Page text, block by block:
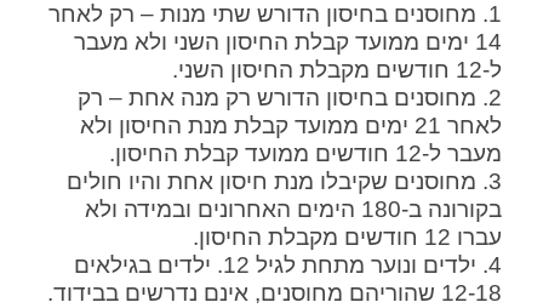
1. מחוסנים בחיסון הדורש שתי מנות – רק לאחר
14 ימים ממועד קבלת החיסון השני ולא מעבר
ל-12 חודשים מקבלת החיסון השני.
2. מחוסנים בחיסון הדורש רק מנה אחת – רק
לאחר 21 ימים ממועד קבלת מנת החיסון ולא
מעבר ל-12 חודשים ממועד קבלת החיסון.
3. מחוסנים שקיבלו מנת חיסון אחת והיו חולים
בקורונה ב-180 הימים האחרונים ובמידה ולא
עברו 12 חודשים מקבלת החיסון.
4. ילדים ונוער מתחת לגיל 12. ילדים בגילאים
12-18 שהוריהם מחוסנים, אינם נדרשים בבידוד.